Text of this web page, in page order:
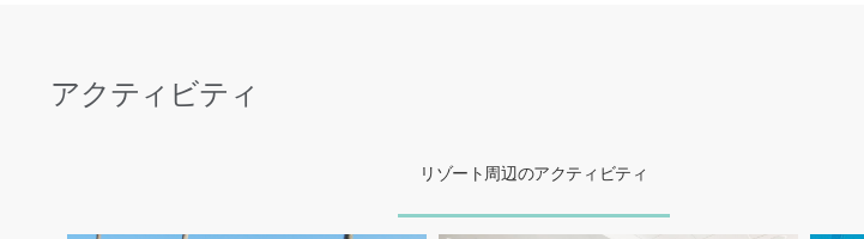
アクティビティ
リゾート周辺のアクティビティ